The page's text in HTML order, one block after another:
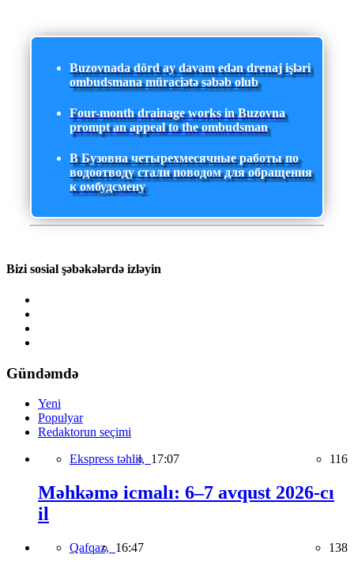
Buzovnada dörd ay davam edən drenaj işləri
ombudsmana müraciətə səbəb olub
Four-month drainage works in Buzovna
prompt an appeal to the ombudsman
В Бузовна четырехмесячные работы по
водоотводу стали поводом для обращения
к омбудсмену
Bizi sosial şəbəkələrdə izləyin
Gündəmdə
Yeni
Populyar
Redaktorun seçimi
Ekspress təhlil, 17:07 116
Məhkəmə icmalı: 6–7 avqust 2026-cı
il
Qafqaz, 16:47 138